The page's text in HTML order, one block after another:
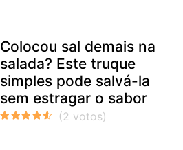
Colocou sal demais na
salada? Este truque
simples pode salvá-la
sem estragar o sabor